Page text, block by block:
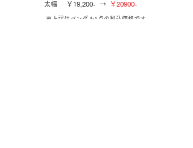
太幅 ￥ 19,200- → ￥20900-
※上記は バングル1点の税込価格です。